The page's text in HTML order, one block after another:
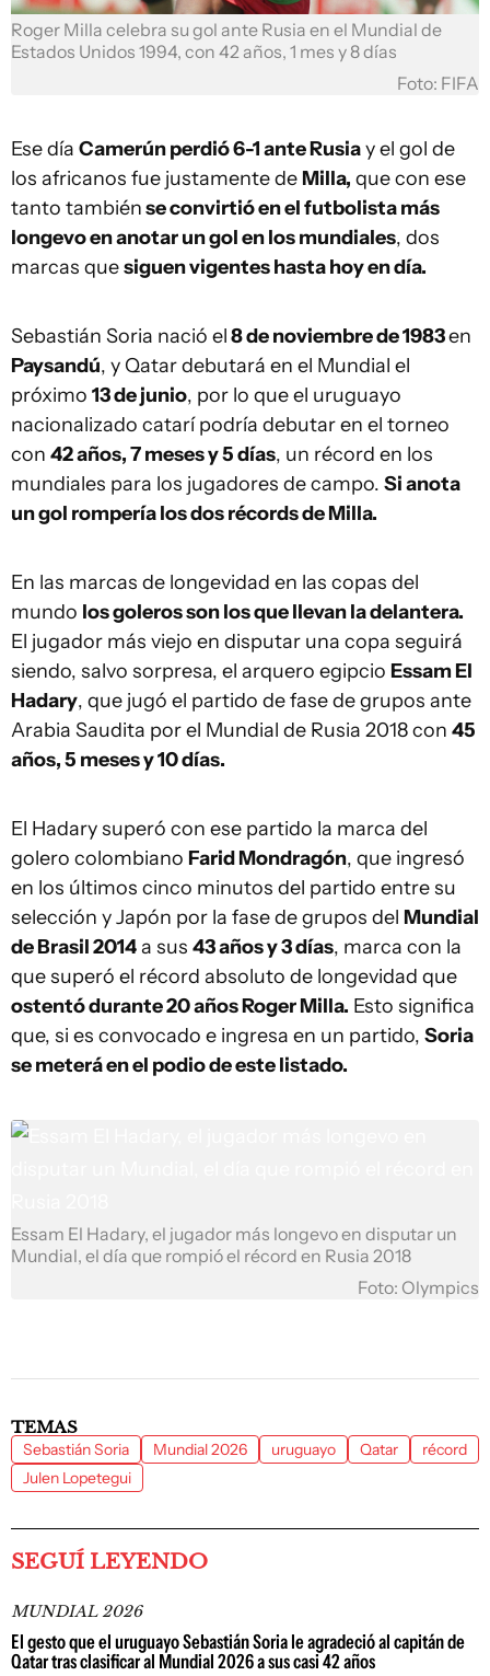
Roger Milla celebra su gol ante Rusia en el Mundial de
Estados Unidos 1994, con 42 años, 1 mes y 8 días
Foto: FIFA
Ese día Camerún perdió 6-1 ante Rusiay el gol de
los africanos fue justamente de Milla, que con ese
tanto tambiénse convirtió en el futbolista más
longevo en anotar un gol en los mundiales, dos
marcas quesiguen vigentes hasta hoy en día.
Sebastián Soria nació el8 de noviembre de 1983en
Paysandú, y Qatar debutará en el Mundial el
próximo 13 de junio, por lo que el uruguayo
nacionalizado catarí podría debutar en el torneo
con 42 años, 7 meses y 5 días, un récord en los
mundiales para los jugadores de campo. Si anota
un gol rompería los dos récords de Milla.
En las marcas de longevidad en las copas del
mundo los goleros son los que llevan la delantera.
El jugador más viejo en disputar una copa seguirá
siendo, salvo sorpresa, el arquero egipcio Essam El
Hadary, que jugó el partido de fase de grupos ante
Arabia Saudita por el Mundial de Rusia 2018 con 45
años, 5 meses y 10 días.
El Hadary superó con ese partido la marca del
golero colombiano Farid Mondragón, que ingresó
en los últimos cinco minutos del partido entre su
selección y Japón por la fase de grupos del Mundial
de Brasil 2014a sus 43 años y 3 días, marca con la
que superó el récord absoluto de longevidad que
ostentó durante 20 años Roger Milla. Esto significa
que, si es convocado e ingresa en un partido, Soria
se meterá en el podio de este listado.
Essam El Hadary, el jugador más longevo en disputar un
Mundial, el día que rompió el récord en Rusia 2018
Foto: Olympics
TEMAS
Sebastián Soria Mundial 2026 uruguayo Qatar
récord
Julen Lopetegui
SEGUÍ LEYENDO
MUNDIAL 2026
El gesto que el uruguayo Sebastián Soria le agradeció al capitán de
Qatar tras clasificar al Mundial 2026 a sus casi 42 años